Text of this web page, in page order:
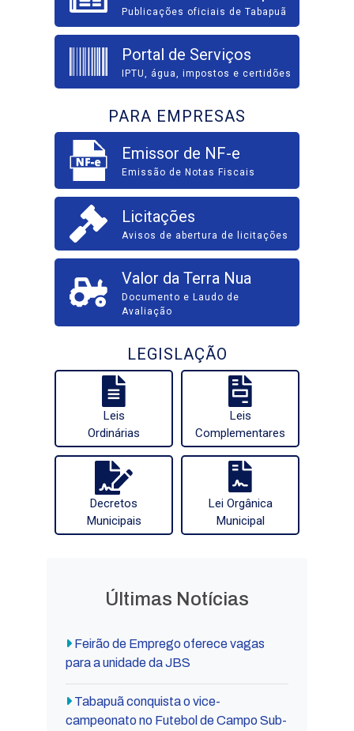
Publicações oficiais de Tabapuã
Portal de Serviços
IPTU, água, impostos e certidões
PARA EMPRESAS
Emissor de NF-e
Emissão de Notas Fiscais
Licitações
Avisos de abertura de licitações
Valor da Terra Nua
Documento e Laudo de
Avaliação
LEGISLAÇÃO
Leis
Ordinárias
Leis
Complementares
Decretos
Municipais
Lei Orgânica
Municipal
Últimas Notícias
Feirão de Emprego oferece vagas
para a unidade da JBS
Tabapuã conquista o vice-
campeonato no Futebol de Campo Sub-